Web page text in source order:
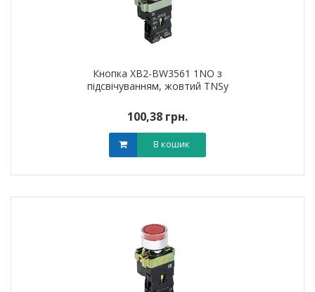
Кнопка XB2-BW3561 1NO з
підсвічуванням, жовтий TNSy
100,38 грн.
В кошик